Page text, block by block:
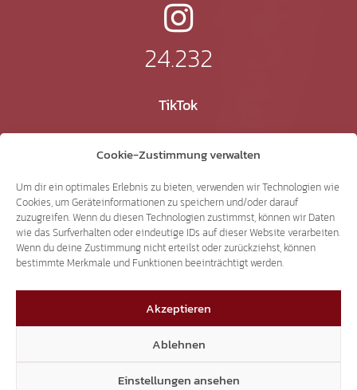
Cookie-Zustimmung verwalten
Um dir ein optimales Erlebnis zu bieten, verwenden wir Technologien wie
Cookies, um Geräteinformationen zu speichern und/oder darauf
zuzugreifen. Wenn du diesen Technologien zustimmst, können wir Daten
wie das Surfverhalten oder eindeutige IDs auf dieser Website verarbeiten.
Wenn du deine Zustimmung nicht erteilst oder zurückziehst, können
bestimmte Merkmale und Funktionen beeinträchtigt werden.
Akzeptieren
Ablehnen
Einstellungen ansehen
24.232
TikTok
41.370
X
3.507
Threads